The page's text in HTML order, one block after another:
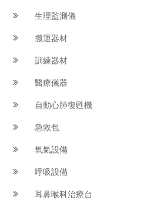
生理監測儀
搬運器材
訓練器材
醫療儀器
自動心肺復甦機
急救包
氧氣設備
呼吸設備
耳鼻喉科治療台